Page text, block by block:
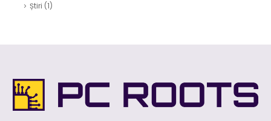
Știri (1)